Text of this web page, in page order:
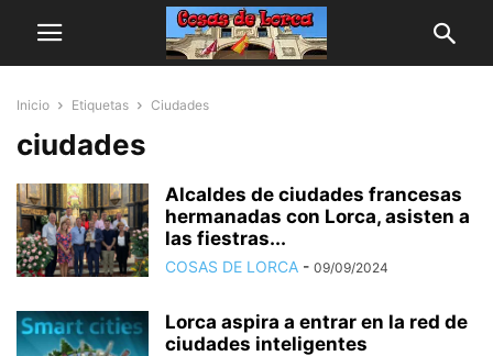
Inicio Etiquetas Ciudades
ciudades
Alcaldes de ciudades francesas
hermanadas con Lorca, asisten a
las fiestras...
COSAS DE LORCA - 09/09/2024
Lorca aspira a entrar en la red de
ciudades inteligentes